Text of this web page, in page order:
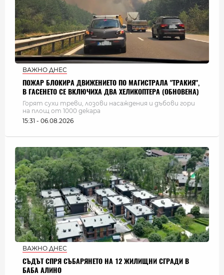
ВАЖНО ДНЕС
ПОЖАР БЛОКИРА ДВИЖЕНИЕТО ПО МАГИСТРАЛА "ТРАКИЯ",
В ГАСЕНЕТО СЕ ВКЛЮЧИХА ДВА ХЕЛИКОПТЕРА (ОБНОВЕНА)
Горят сухи треви, лозови насаждения и дъбови гори
на площ от 1000 декара
15:31 - 06.08.2026
ВАЖНО ДНЕС
СЪДЪТ СПРЯ СЪБАРЯНЕТО НА 12 ЖИЛИЩНИ СГРАДИ В
БАБА АЛИНО